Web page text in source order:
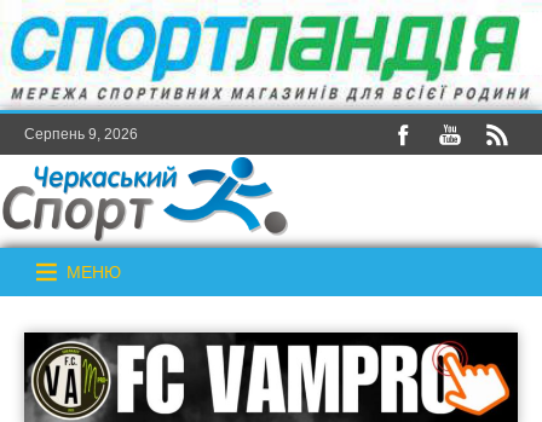
Серпень 9, 2026
МЕНЮ